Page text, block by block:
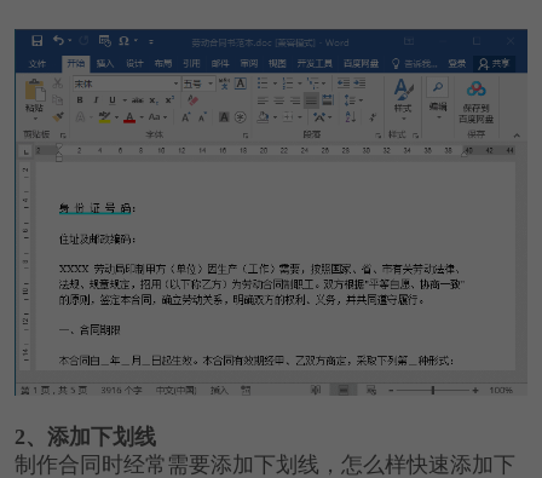
2、添加下划线
制作合同时经常需要添加下划线，怎么样快速添加下